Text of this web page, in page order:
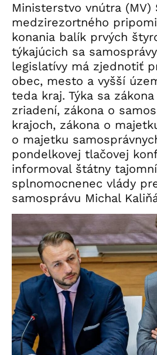
Ministerstvo vnútra (MV)
medzirezortného
konania balík prvých
týkajúcich sa
legislatívy má zjednotiť
obec, mesto a vyšší
teda kraj. Týka sa
zriadení, zákona o
krajoch, zákona o
o majetku
pondelkovej tlačovej
informoval štátny
splnomocnenec vlády
samosprávu Michal